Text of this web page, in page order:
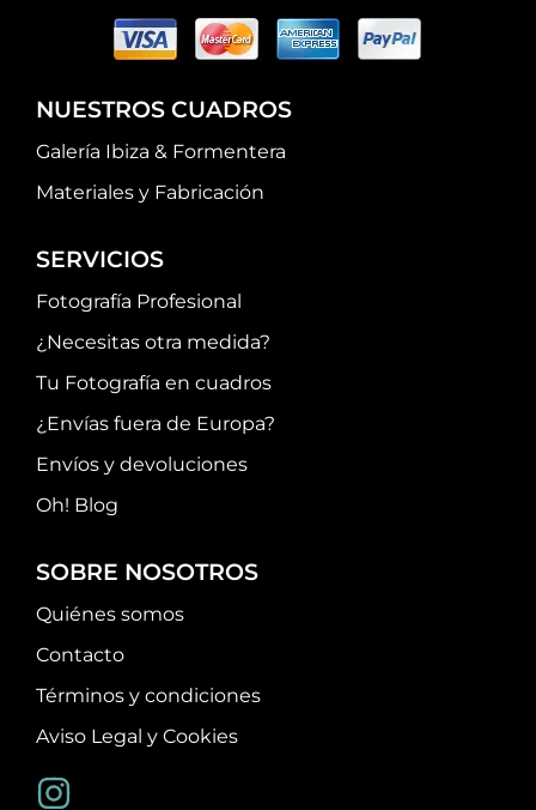
NUESTROS CUADROS
Galería Ibiza & Formentera
Materiales y Fabricación
SERVICIOS
Fotografía Profesional
¿Necesitas otra medida?
Tu Fotografía en cuadros
¿Envías fuera de Europa?
Envíos y devoluciones
Oh! Blog
SOBRE NOSOTROS
Quiénes somos
Contacto
Términos y condiciones
Aviso Legal y Cookies